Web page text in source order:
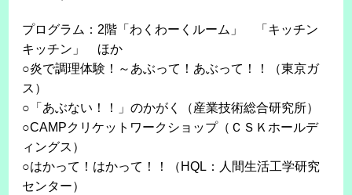
プログラム：2階「わくわーくルーム」 「キッチン
キッチン」 ほか
○炎で調理体験！～あぶって！あぶって！！（東京ガ
ス）
○「あぶない！！」のかがく（産業技術総合研究所）
○CAMPクリケットワークショップ（ＣＳＫホールデ
ィングス）
○はかって！はかって！！（HQL：人間生活工学研究
センター）